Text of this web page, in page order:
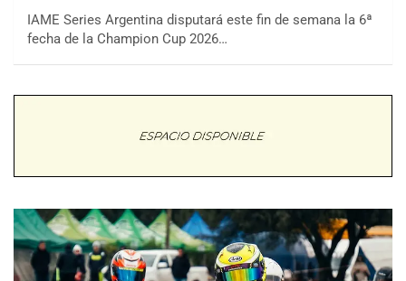
IAME Series Argentina disputará este fin de semana la 6ª
fecha de la Champion Cup 2026…